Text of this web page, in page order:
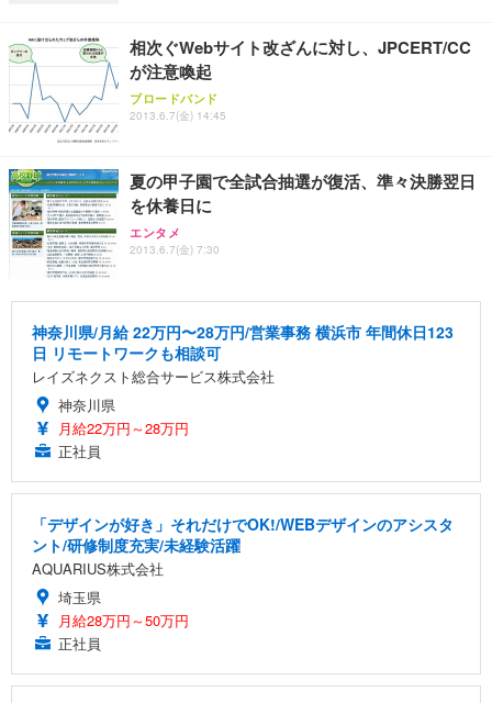
務用 おしゃれ パソコンチェア (ホワイト)
ANDWINT オフィスチェア デスクチェア 肘なし メ
ッシュ 通気性 ランバーサポート付き 腰サポート ガ
ス圧無段階昇降 360度回転 キャスター付き コンパク
【MiniLED/24.5inch/280Hz/FHD】GRAPHT THE S
HOOTER Gaming Monitor 24” Essential ゲーミン
グモニター QD 24.5インチ 1ms FHD 量子ドット 残
アイリスオーヤマ ペットシーツ 超厚型 お徳用 レギ
ュラー 200枚入【Amazon.co.jp限定】
相次ぐWebサイト改ざんに対し、JPCERT/CC
が注意喚起
ブロードバンド
2013.6.7(金) 14:45
夏の甲子園で全試合抽選が復活、準々決勝翌日
を休養日に
エンタメ
2013.6.7(金) 7:30
神奈川県/月給 22万円〜28万円/営業事務 横浜市 年間休日123
日 リモートワークも相談可
レイズネクスト総合サービス株式会社
神奈川県
月給22万円～28万円
正社員
「デザインが好き」それだけでOK!/WEBデザインのアシスタ
ント/研修制度充実/未経験活躍
AQUARIUS株式会社
埼玉県
月給28万円～50万円
正社員